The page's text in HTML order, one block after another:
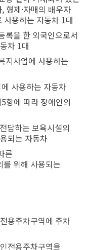
형제·자매의 배우자
사용하는 자동차 1대
록을 한 외국인으로서
차 1대
지사업에 사용하는
사용하는 자동차
항에 따라 장애인의
담하는 보육시설의
되는 자동차
른
위해 사용되는
용주차구역에 주차
전용주차구역을